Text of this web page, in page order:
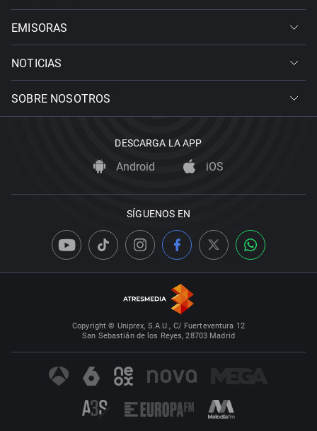
EMISORAS
NOTICIAS
SOBRE NOSOTROS
DESCARGA LA APP
Android iOS
SÍGUENOS EN
Copyright © Uniprex, S.A.U., C/ Fuerteventura 12
San Sebastián de los Reyes, 28703 Madrid